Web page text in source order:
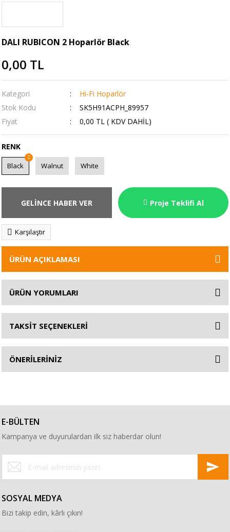
DALI RUBICON 2 Hoparlör Black
0,00 TL
Kategori
Hi-Fi Hoparlör
Stok Kodu
SK5H91ACPH_89957
Fiyat
0,00 TL ( KDV DAHİL)
RENK
Black Walnut White
GELİNCE HABER VER Proje Teklifi Al
Karşılaştır
ÜRÜN AÇIKLAMASI
ÜRÜN YORUMLARI
TAKSİT SEÇENEKLERİ
ÖNERİLERİNİZ
E-BÜLTEN
Kampanya ve duyurulardan ilk siz haberdar olun!
SOSYAL MEDYA
Bizi takip edin, kârlı çıkın!